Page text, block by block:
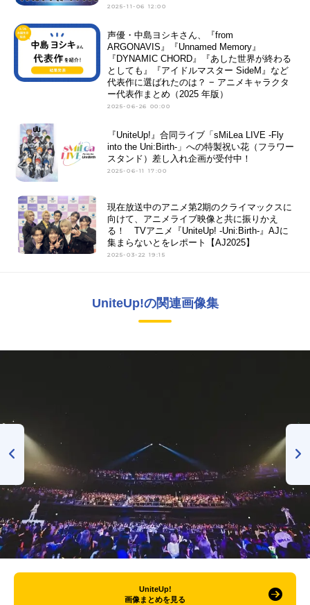
2025-11-06 12:00
声優・中島ヨシキさん、『from
ARGONAVIS』『Unnamed Memory』
『DYNAMIC CHORD』『あした世界が終わる
としても』『アイドルマスター SideM』など
代表作に選ばれたのは？ − アニメキャラクタ
ー代表作まとめ（2025 年版）
2025-06-26 00:00
『UniteUp!』合同ライブ「sMiLea LIVE -Fly
into the Uni:Birth-」への特製祝い花（フラワー
スタンド）差し入れ企画が受付中！
2025-06-11 17:00
現在放送中のアニメ第2期のクライマックスに
向けて、アニメライブ映像と共に振りかえ
る！ TVアニメ『UniteUp! -Uni:Birth-』AJに
集まらないとをレポート【AJ2025】
2025-03-22 19:15
UniteUp!の関連画像集
UniteUp!
画像まとめを見る